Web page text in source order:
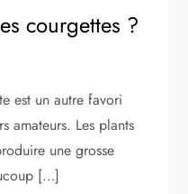
courgettes ?
est un autre favori
amateurs. Les plants
une grosse
[…]